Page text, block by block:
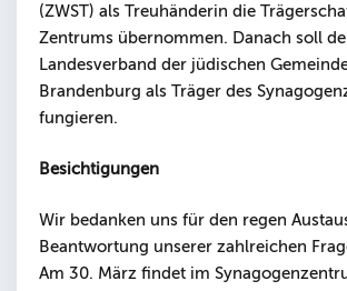
(ZWST) als Treuhänderin die
Zentrums übernommen. Danach soll
Landesverband der jüdischen
Brandenburg als Träger des
fungieren.
Besichtigungen
Wir bedanken uns für den regen
Beantwortung unserer zahlreichen
Am 30. März findet im